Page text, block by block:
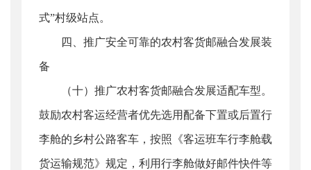
式”村级站点。
四、推广安全可靠的农村客货邮融合发展装
备
（十）推广农村客货邮融合发展适配车型。
鼓励农村客运经营者优先选用配备下置或后置行
李舱的乡村公路客车，按照《客运班车行李舱载
货运输规范》规定，利用行李舱做好邮件快件等